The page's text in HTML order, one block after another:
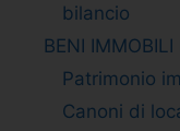
bilancio
BENI IMMOBILI
Patrimonio
Canoni di